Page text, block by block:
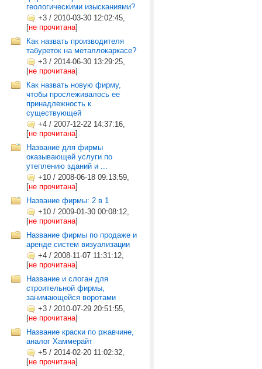
геологическими изысканиями?
+3 / 2010-03-30 12:02:45,
[не прочитана]
Как назвать производителя
табуреток на металлокаркасе?
+3 / 2014-06-30 13:29:25,
[не прочитана]
Как назвать новую фирму,
чтобы прослеживалось ее
принадлежность к
существующей
+4 / 2007-12-22 14:37:16,
[не прочитана]
Название для фирмы
оказывающей услуги по
утеплению зданий и ...
+10 / 2008-06-18 09:13:59,
[не прочитана]
Название фирмы: 2 в 1
+10 / 2009-01-30 00:08:12,
[не прочитана]
Название фирмы по продаже и
аренде систем визуализации
+4 / 2008-11-07 11:31:12,
[не прочитана]
Название и слоган для
строительной фирмы,
занимающейся воротами
+3 / 2010-07-29 20:51:55,
[не прочитана]
Название краски по ржавчине,
аналог Хаммерайт
+5 / 2014-02-20 11:02:32,
[не прочитана]